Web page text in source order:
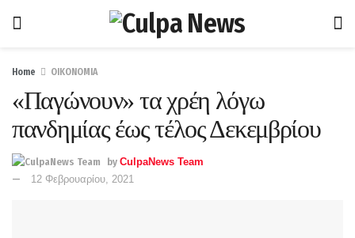
Home ΟΙΚΟΝΟΜΙΑ
«Παγώνουν» τα χρέη λόγω
πανδημίας έως τέλος Δεκεμβρίου
by CulpaNews Team
12 Φεβρουαρίου, 2021